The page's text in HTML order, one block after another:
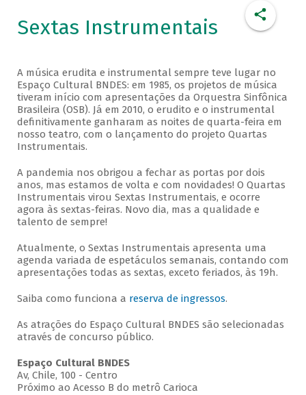
Sextas Instrumentais
A música erudita e instrumental sempre teve lugar no
Espaço Cultural BNDES: em 1985, os projetos de música
tiveram início com apresentações da Orquestra Sinfônica
Brasileira (OSB). Já em 2010, o erudito e o instrumental
definitivamente ganharam as noites de quarta-feira em
nosso teatro, com o lançamento do projeto Quartas
Instrumentais.
A pandemia nos obrigou a fechar as portas por dois
anos, mas estamos de volta e com novidades! O Quartas
Instrumentais virou Sextas Instrumentais, e ocorre
agora às sextas-feiras. Novo dia, mas a qualidade e
talento de sempre!
Atualmente, o Sextas Instrumentais apresenta uma
agenda variada de espetáculos semanais, contando com
apresentações todas as sextas, exceto feriados, às 19h.
Saiba como funciona a reserva de ingressos.
As atrações do Espaço Cultural BNDES são selecionadas
através de concurso público.
Espaço Cultural BNDES
Av, Chile, 100 - Centro
Próximo ao Acesso B do metrô Carioca